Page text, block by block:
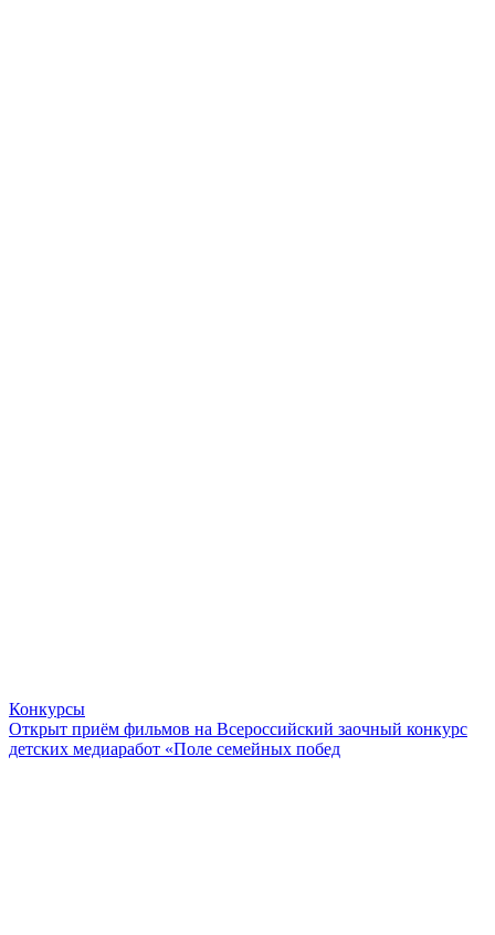
Конкурсы
Открыт приём фильмов на Всероссийский заочный конкурс
детских медиаработ «Поле семейных побед